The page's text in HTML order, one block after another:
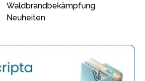
Waldbrandbekämpfung
Neuheiten